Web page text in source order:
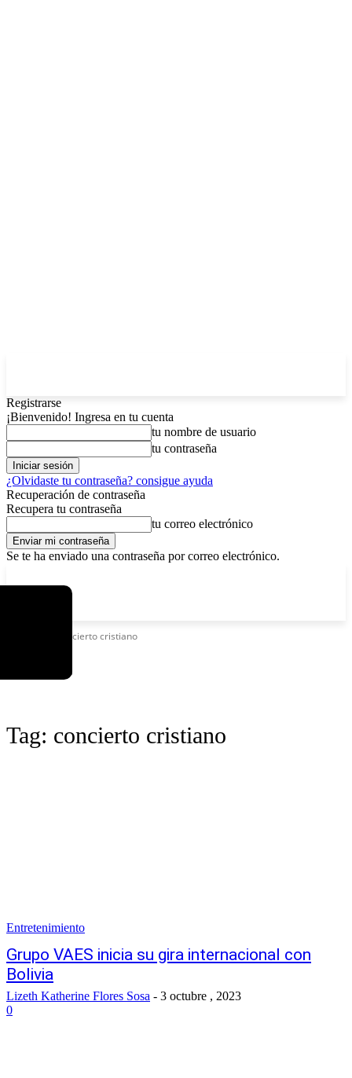
Registrarse
¡Bienvenido! Ingresa en tu cuenta
tu nombre de usuario
tu contraseña
¿Olvidaste tu contraseña? consigue ayuda
Recuperación de contraseña
Recupera tu contraseña
tu correo electrónico
Se te ha enviado una contraseña por correo electrónico.
Concierto cristiano
Tag: concierto cristiano
Entretenimiento
Grupo VAES inicia su gira internacional con
Bolivia
Lizeth Katherine Flores Sosa - 3 octubre , 2023
0